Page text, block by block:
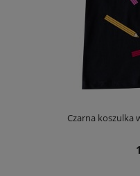
Czarna koszulka